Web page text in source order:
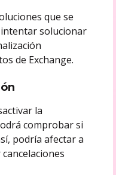
que se
solucionar
de Exchange.
la
comprobar si
podría afectar a